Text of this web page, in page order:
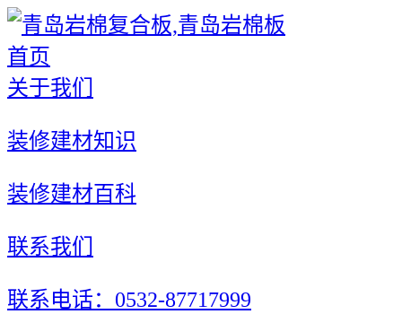
首页
关于我们
装修建材知识
装修建材百科
联系我们
联系电话：0532-87717999